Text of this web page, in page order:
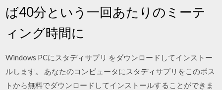
ば40分という一回あたりのミーテ
ィング時間に
Windows PCにスタディサプリ をダウンロードしてインストー
ルします。 あなたのコンピュータにスタディサプリをこのポス
トから無料でダウンロードしてインストールすることができま